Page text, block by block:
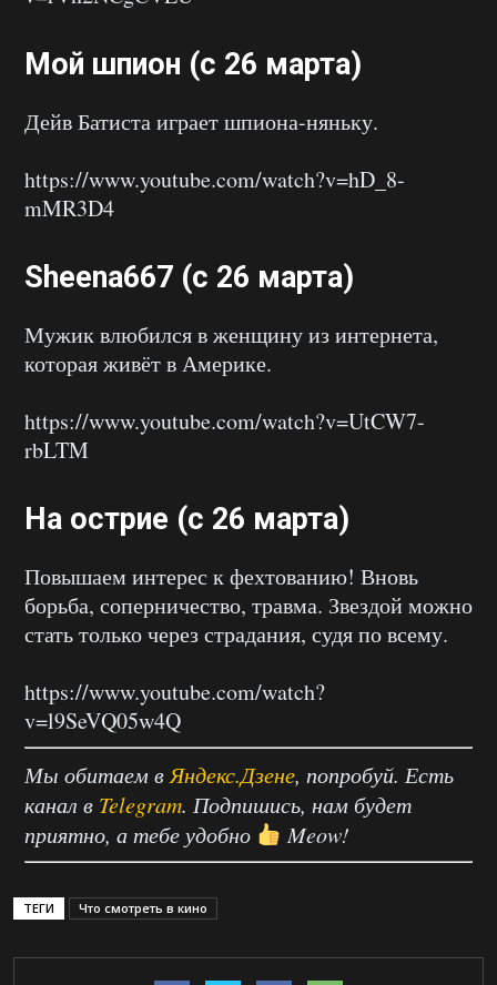
Мой шпион (с 26 марта)
Дейв Батиста играет шпиона-няньку.
https://www.youtube.com/watch?v=hD_8-
mMR3D4
Sheena667 (с 26 марта)
Мужик влюбился в женщину из интернета,
которая живёт в Америке.
https://www.youtube.com/watch?v=UtCW7-
rbLTM
На острие (с 26 марта)
Повышаем интерес к фехтованию! Вновь
борьба, соперничество, травма. Звездой можно
стать только через страдания, судя по всему.
https://www.youtube.com/watch?
v=l9SeVQ05w4Q
Мы обитаем в Яндекс.Дзене, попробуй. Есть
канал в Telegram. Подпишись, нам будет
приятно, а тебе удобно
Meow!
ТЕГИ Что смотреть в кино